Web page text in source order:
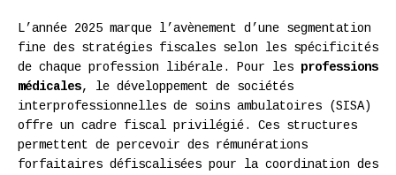
L’année 2025 marque l’avènement d’une segmentation
fine des stratégies fiscales selon les spécificités
de chaque profession libérale. Pour les professions
médicales, le développement de sociétés
interprofessionnelles de soins ambulatoires (SISA)
offre un cadre fiscal privilégié. Ces structures
permettent de percevoir des rémunérations
forfaitaires défiscalisées pour la coordination des